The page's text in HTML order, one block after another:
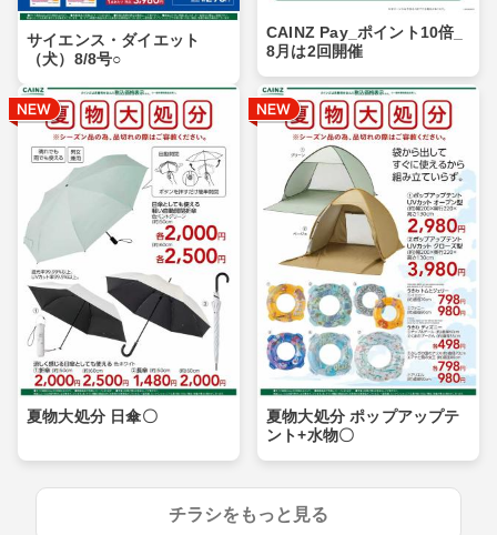
サイエンス・ダイエット
（犬）8/8号○
CAINZ Pay_ポイント10倍_
8月は2回開催
夏物大処分 日傘〇
夏物大処分 ポップアップテ
ント+水物〇
チラシをもっと見る